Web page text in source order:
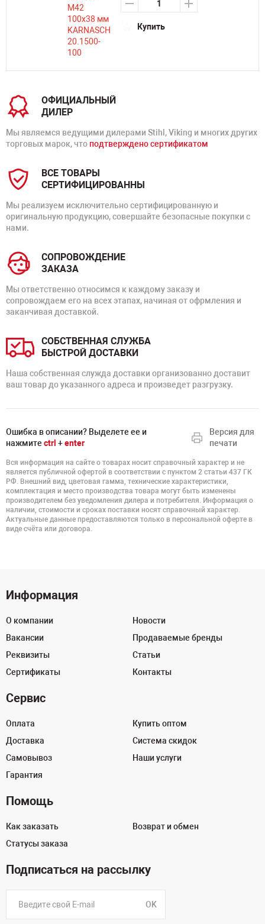
Купить
ОФИЦИАЛЬНЫЙ
ДИЛЕР
Мы являемся ведущими дилерами Stihl, Viking и многих других
торговых марок, что подтверждено сертификатом
ВСЕ ТОВАРЫ
СЕРТИФИЦИРОВАННЫ
Мы реализуем исключительно сертифицированную и
оригинальную продукцию, совершайте безопасные покупки с
нами.
СОПРОВОЖДЕНИЕ
ЗАКАЗА
Мы ответственно относимся к каждому заказу и
сопровождаем его на всех этапах, начиная от офрмления и
заканчивая доставкой.
СОБСТВЕННАЯ СЛУЖБА
БЫСТРОЙ ДОСТАВКИ
Наша собственная служда доставки организованно доставит
ваш товар до указанного адреса и произведет разгрузку.
Ошибка в описании? Выделете ее и
нажмите ctrl +enter
Версия для
печати
Вся информация на сайте о товарах носит справочный характер и не
является публичной офертой в соответствии с пунктом 2 статьи 437 ГК
РФ. Внешний вид, цветовая гамма, технические характеристики,
комплектация и место производства товара могут быть изменены
производителем без уведомления дилера и потребителя. Информация о
наличии, стоимости и сроках поставки носят справочный характер.
Актуальные данные предоставляются только в персональной оферте в
виде счёта или договора.
Информация
О компании
Вакансии
Реквизиты
Сертификаты
Новости
Продаваемые бренды
Статьи
Контакты
Сервис
Оплата
Доставка
Самовывоз
Гарантия
Купить оптом
Система скидок
Наши услуги
Помощь
Как заказать
Статусы заказа
Возврат и обмен
Подписаться на рассылку
OK